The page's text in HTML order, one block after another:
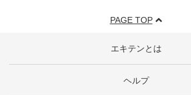
PAGE TOP
エキテンとは
ヘルプ